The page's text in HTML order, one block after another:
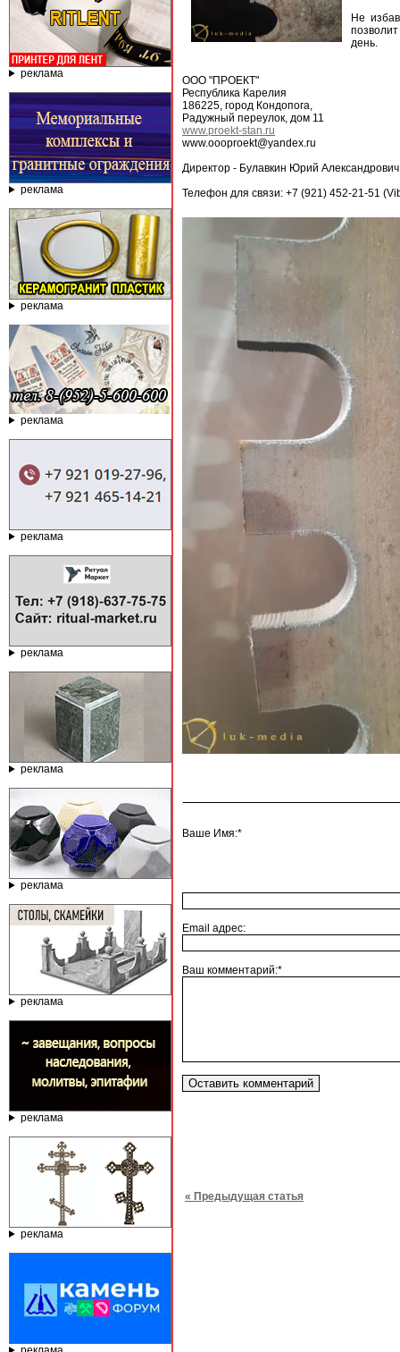
реклама
реклама
реклама
реклама
реклама
реклама
реклама
реклама
реклама
реклама
реклама
Не
день.
ООО "ПРОЕКТ"
Республика Карелия
186225, город Кондопога,
Радужный переулок, дом 11
www.proekt-stan.ru
www.oooproekt@yandex.ru
Директор - Булавкин Юрий Александрович
Телефон для связи: +7 (921) 452-21-51
Ваше Имя:*
Email адрес:
Ваш комментарий:*
« Предыдущая статья